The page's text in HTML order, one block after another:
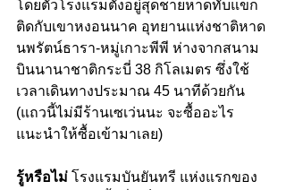
โดยตัวโรงแรมตั้งอยู่สุดชายหาดทับแขก
ติดกับเขาหงอนนาค อุทยานแห่งชาติหาด
นพรัตน์ธารา-หมู่เกาะพีพี ห่างจากสนาม
บินนานาชาติกระบี่ 38 กิโลเมตร ซึ่งใช้
เวลาเดินทางประมาณ 45 นาทีด้วยกัน
(แถวนี้ไม่มีร้านเซเว่นนะ จะซื้ออะไร
แนะนำให้ซื้อเข้ามาเลย)
รู้หรือไม่ โรงแรมบันยันทรี แห่งแรกของ